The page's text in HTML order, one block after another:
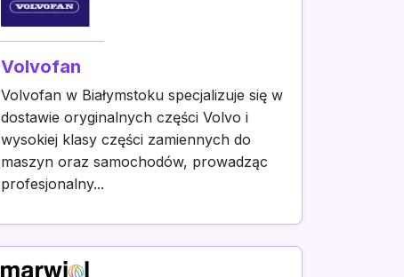
Volvofan
Volvofan w Białymstoku specjalizuje się w
dostawie oryginalnych części Volvo i
wysokiej klasy części zamiennych do
maszyn oraz samochodów, prowadząc
profesjonalny...